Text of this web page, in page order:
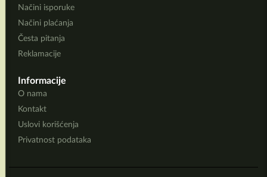
Načini isporuke
Načini plaćanja
Česta pitanja
Reklamacije
Informacije
O nama
Kontakt
Uslovi korišćenja
Privatnost podataka